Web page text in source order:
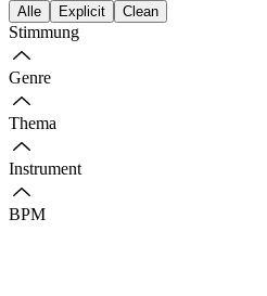
Alle Explicit Clean
Stimmung
Genre
Thema
Instrument
BPM